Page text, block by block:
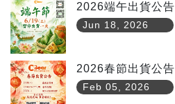
2026端午出貨公告
Jun 18, 2026
2026春節出貨公告
Feb 05, 2026